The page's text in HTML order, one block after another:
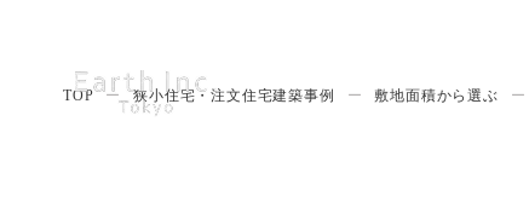
TOP ー 狭小住宅・注文住宅建築事例 ー 敷地面積から選ぶ ー